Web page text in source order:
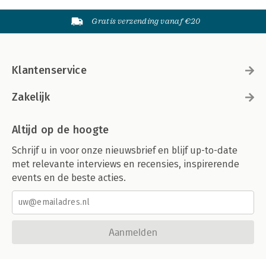
Gratis verzending vanaf €20
Klantenservice
Zakelijk
Altijd op de hoogte
Schrijf u in voor onze nieuwsbrief en blijf up-to-date
met relevante interviews en recensies, inspirerende
events en de beste acties.
Aanmelden